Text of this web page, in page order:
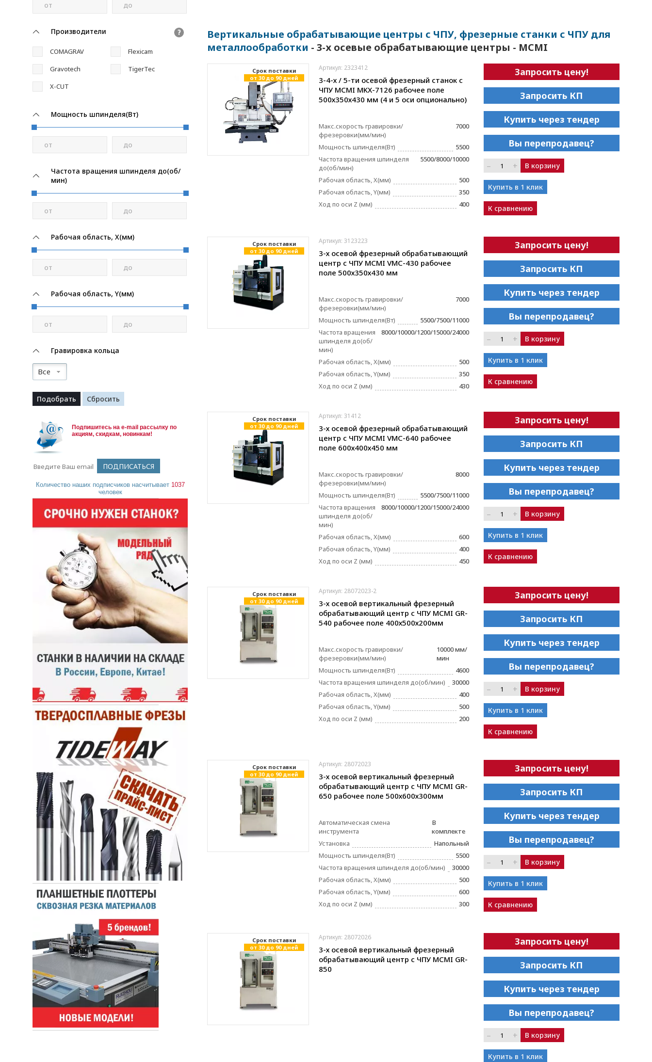
от до
Производители ?
COMAGRAV
Flexicam
Gravotech
TigerTec
X-CUT
Мощность шпинделя(Вт)
от до
Частота вращения шпинделя до(об/
мин)
от до
Рабочая область, X(мм)
от до
Рабочая область, Y(мм)
от до
Гравировка кольца
Все
Подпишитесь на e-mail рассылку по
акциям, скидкам, новинкам!
Количество наших подписчиков насчитывает 1037
человек
Вертикальные обрабатывающие центры с ЧПУ, фрезерные станки с ЧПУ для
металлообработки - 3-х осевые обрабатывающие центры - MCMI
Cрок поставки
от 30 до 90 дней
Артикул: 2323412
3-4-х / 5-ти осевой фрезерный станок с
ЧПУ MCMI MKX-7126 рабочее поле
500х350х430 мм (4 и 5 оси опционально)
Макс.скорость гравировки/
фрезеровки(мм/мин)
7000
Мощность шпинделя(Вт)
5500
Частота вращения шпинделя
до(об/мин)
5500/8000/10000
Рабочая область, X(мм)
500
Рабочая область, Y(мм)
350
Ход по оси Z (мм)
400
Запросить цену!
Запросить КП
Купить через тендер
Вы перепродавец?
– + В корзину
Купить в 1 клик
К сравнению
Cрок поставки
от 30 до 90 дней
Артикул: 3123223
3-х осевой фрезерный обрабатывающий
центр с ЧПУ MCMI VMC-430 рабочее
поле 500х350х430 мм
Макс.скорость гравировки/
фрезеровки(мм/мин)
7000
Мощность шпинделя(Вт)
5500/7500/11000
Частота вращения
шпинделя до(об/
мин)
8000/10000/1200/15000/24000
Рабочая область, X(мм)
500
Рабочая область, Y(мм)
350
Ход по оси Z (мм)
430
Запросить цену!
Запросить КП
Купить через тендер
Вы перепродавец?
– + В корзину
Купить в 1 клик
К сравнению
Cрок поставки
от 30 до 90 дней
Артикул: 31412
3-х осевой фрезерный обрабатывающий
центр с ЧПУ MCMI VMC-640 рабочее
поле 600х400х450 мм
Макс.скорость гравировки/
фрезеровки(мм/мин)
8000
Мощность шпинделя(Вт)
5500/7500/11000
Частота вращения
шпинделя до(об/
мин)
8000/10000/1200/15000/24000
Рабочая область, X(мм)
600
Рабочая область, Y(мм)
400
Ход по оси Z (мм)
450
Запросить цену!
Запросить КП
Купить через тендер
Вы перепродавец?
– + В корзину
Купить в 1 клик
К сравнению
Cрок поставки
от 30 до 90 дней
Артикул: 28072023-2
3-х осевой вертикальный фрезерный
обрабатывающий центр с ЧПУ MCMI GR-
540 рабочее поле 400х500х200мм
Макс.скорость гравировки/
фрезеровки(мм/мин)
10000 мм/
мин
Мощность шпинделя(Вт)
4600
Частота вращения шпинделя до(об/мин)
30000
Рабочая область, X(мм)
400
Рабочая область, Y(мм)
500
Ход по оси Z (мм)
200
Запросить цену!
Запросить КП
Купить через тендер
Вы перепродавец?
– + В корзину
Купить в 1 клик
К сравнению
Cрок поставки
от 30 до 90 дней
Артикул: 28072023
3-х осевой вертикальный фрезерный
обрабатывающий центр с ЧПУ MCMI GR-
650 рабочее поле 500х600х300мм
Автоматическая смена
инструмента
В
комплекте
Установка
Напольный
Мощность шпинделя(Вт)
5500
Частота вращения шпинделя до(об/мин)
30000
Рабочая область, X(мм)
500
Рабочая область, Y(мм)
600
Ход по оси Z (мм)
300
Запросить цену!
Запросить КП
Купить через тендер
Вы перепродавец?
– + В корзину
Купить в 1 клик
К сравнению
Cрок поставки
от 30 до 90 дней
Артикул: 28072026
3-х осевой вертикальный фрезерный
обрабатывающий центр с ЧПУ MCMI GR-
850
Запросить цену!
Запросить КП
Купить через тендер
Вы перепродавец?
– + В корзину
Купить в 1 клик